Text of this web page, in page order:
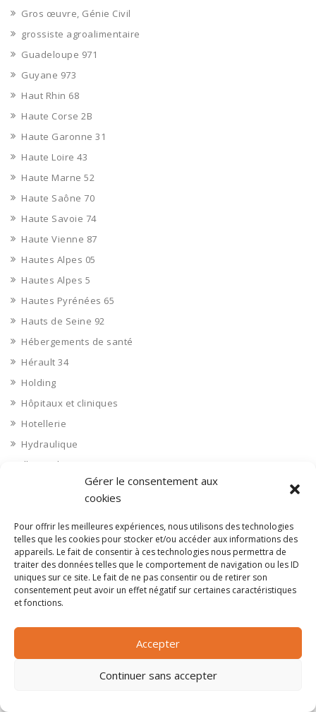
Gérer le consentement aux
cookies
Pour offrir les meilleures expériences, nous utilisons des technologies
telles que les cookies pour stocker et/ou accéder aux informations des
appareils. Le fait de consentir à ces technologies nous permettra de
traiter des données telles que le comportement de navigation ou les ID
uniques sur ce site. Le fait de ne pas consentir ou de retirer son
consentement peut avoir un effet négatif sur certaines caractéristiques
et fonctions.
Accepter
Continuer sans accepter
Gros œuvre, Génie Civil
grossiste agroalimentaire
Guadeloupe 971
Guyane 973
Haut Rhin 68
Haute Corse 2B
Haute Garonne 31
Haute Loire 43
Haute Marne 52
Haute Saône 70
Haute Savoie 74
Haute Vienne 87
Hautes Alpes 05
Hautes Alpes 5
Hautes Pyrénées 65
Hauts de Seine 92
Hébergements de santé
Hérault 34
Holding
Hôpitaux et cliniques
Hotellerie
Hydraulique
Ille et Vilaine 35
Immobilier aménagement
Immobilier aménageurs
Immobilier commerces
Immobilier de bureaux
Immobilier industriel
Immobilier logements
Impression 3D
Imprimerie